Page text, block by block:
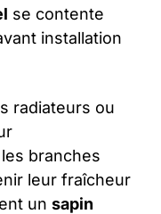
se contente
installation
radiateurs ou
branches
leur fraîcheur
un sapin